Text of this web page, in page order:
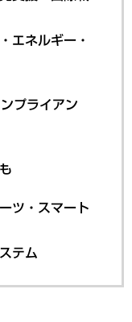
エネルギー・
プライアン
ツ・スマート
テム